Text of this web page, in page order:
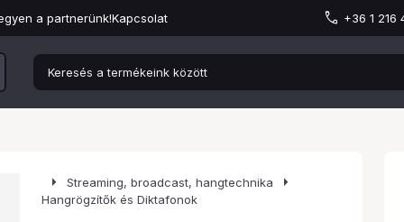
a partnerünk!Kapcsolat +36 1 216
arrow_right Streaming, broadcast, hangtechnika arrow_right
Hangrögzítők és Diktafonok